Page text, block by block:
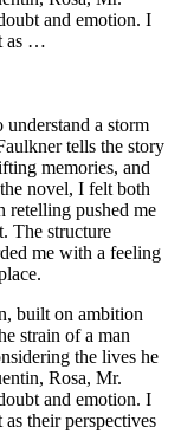
and emotion. I
as …
a storm
tells the story
memories, and
novel, I felt both
retelling pushed me
The structure
me with a feeling
built on ambition
strain of a man
the lives he
Rosa, Mr.
and emotion. I
their perspectives